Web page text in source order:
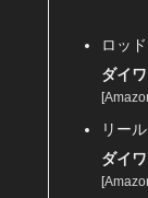
ロッド
ダイ
[
リール
ダイ
[